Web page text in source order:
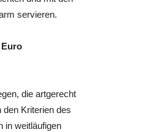
servieren.
die artgerecht
den Kriterien des
in weitläufigen